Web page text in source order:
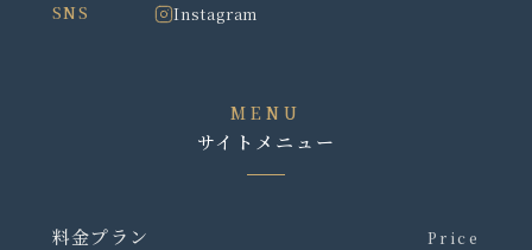
SNS Instagram
MENU
サイトメニュー
料金プラン Price